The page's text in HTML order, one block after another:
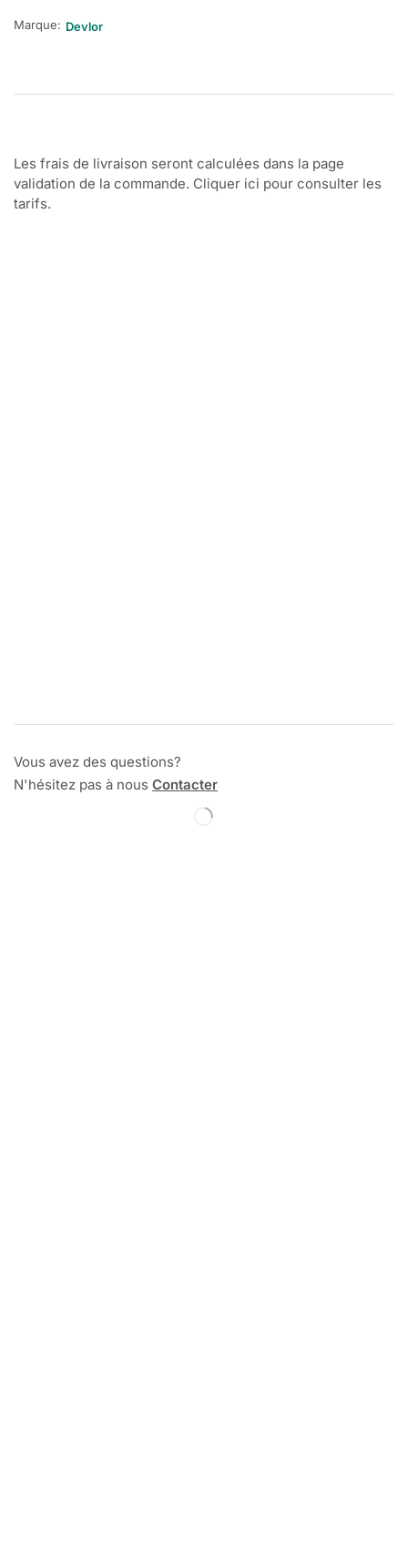
Marque: Devlor
Les frais de livraison seront calculées dans la page
validation de la commande. Cliquer ici pour consulter les
tarifs.
Vous avez des questions?
N'hésitez pas à nous Contacter